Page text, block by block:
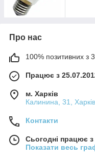
Про нас
100% позитивних з
Працює з
м. Харків
Калинина, 31,
Контакти
Сьогодні працює
Показати весь